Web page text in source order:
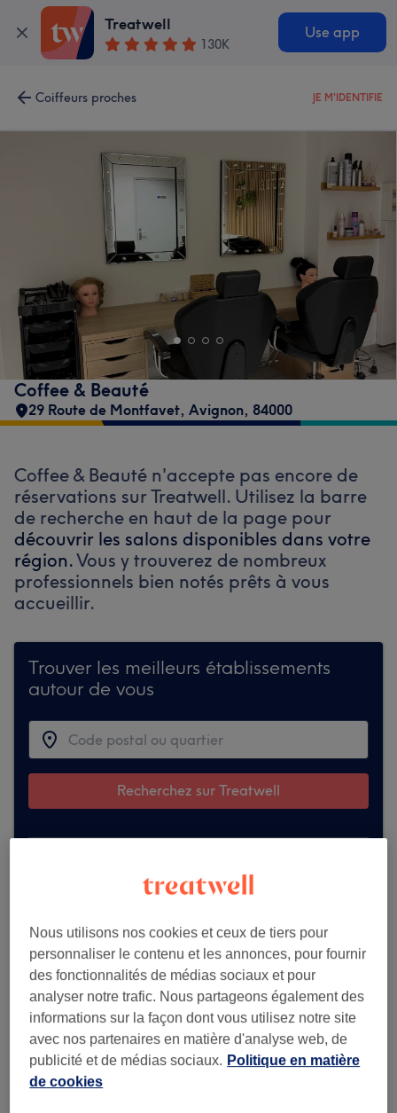
Treatwell
130K
Use app
Coiffeurs proches JE M'IDENTIFIE
Coffee & Beauté
29 Route de Montfavet, Avignon, 84000
Coffee & Beauté n'accepte pas encore de
réservations sur Treatwell. Utilisez la barre
de recherche en haut de la page pour
découvrir les salons disponibles dans votre
région.Vous y trouverez de nombreux
professionnels bien notés prêts à vous
accueillir.
Trouver les meilleurs établissements
autour de vous
Recherchez sur Treatwell
Voir plus d'établissements
Nous utilisons nos cookies et ceux de tiers pour
personnaliser le contenu et les annonces, pour fournir
des fonctionnalités de médias sociaux et pour
analyser notre trafic. Nous partageons également des
informations sur la façon dont vous utilisez notre site
avec nos partenaires en matière d'analyse web, de
publicité et de médias sociaux. Politique en matière
de cookies